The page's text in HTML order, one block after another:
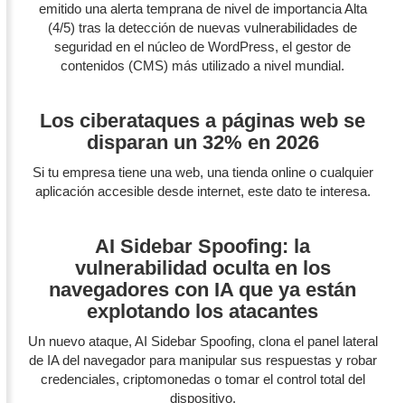
emitido una alerta temprana de nivel de importancia Alta
(4/5) tras la detección de nuevas vulnerabilidades de
seguridad en el núcleo de WordPress, el gestor de
contenidos (CMS) más utilizado a nivel mundial.
Los ciberataques a páginas web se
disparan un 32% en 2026
Si tu empresa tiene una web, una tienda online o cualquier
aplicación accesible desde internet, este dato te interesa.
AI Sidebar Spoofing: la
vulnerabilidad oculta en los
navegadores con IA que ya están
explotando los atacantes
Un nuevo ataque, AI Sidebar Spoofing, clona el panel lateral
de IA del navegador para manipular sus respuestas y robar
credenciales, criptomonedas o tomar el control total del
dispositivo.